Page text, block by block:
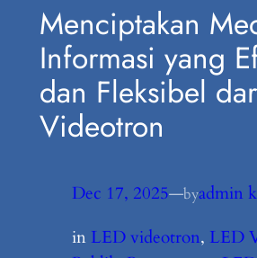
Menciptakan
Informasi yang
dan Fleksibel
Videotron
Dec 17, 2025—byadmin
in LED videotron, LED